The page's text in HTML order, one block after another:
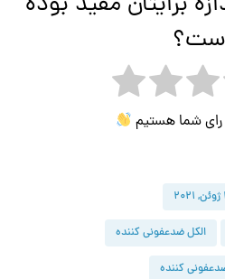
رای شما هستیم
الکل ضدعفونی کننده
کننده